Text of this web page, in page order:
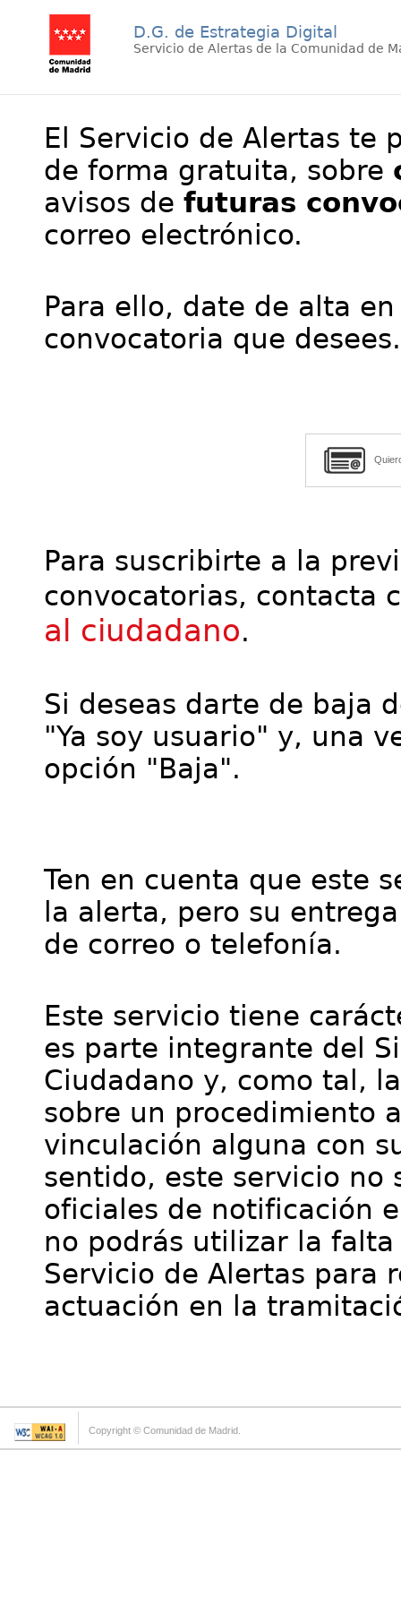
D.G. de Estrategia Digital
Servicio de Alertas de la Comunidad de
El Servicio de Alertas te
de forma gratuita, sobre
avisos de futuras
correo electrónico.
Para ello, date de alta
convocatoria que desees.
Para suscribirte a la
convocatorias, contacta
al ciudadano.
Si deseas darte de baja
"Ya soy usuario" y, una
opción "Baja".
Ten en cuenta que este
la alerta, pero su
de correo o telefonía.
Este servicio tiene
es parte integrante del
Ciudadano y, como tal,
sobre un procedimiento
vinculación alguna con
sentido, este servicio no
oficiales de notificación
no podrás utilizar la
Servicio de Alertas para
actuación en la
Copyright © Comunidad de Madrid.